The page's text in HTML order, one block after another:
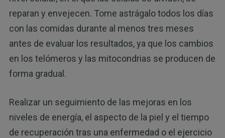
reparan y envejecen. Tome astrágalo todos los días
con las comidas durante al menos tres meses
antes de evaluar los resultados, ya que los cambios
en los telómeros y las mitocondrias se producen de
forma gradual.
Realizar un seguimiento de las mejoras en los
niveles de energía, el aspecto de la piel y el tiempo
de recuperación tras una enfermedad o el ejercicio